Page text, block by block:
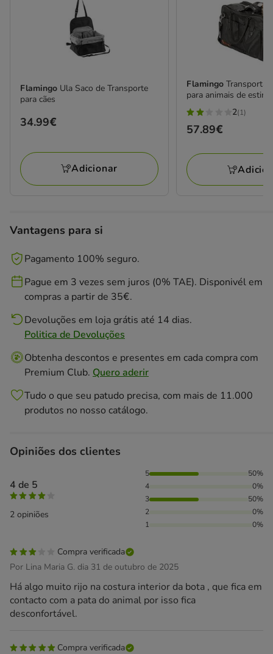
Flamingo Ula Saco de Transporte
para cães
Preço
34.99€
Adicionar
Flamingo
para animais de
2
estrelas
1
avaliações
2(1)
Preço
57.89€
Vantagens para si
Pagamento 100% seguro.
Pague em 3 vezes sem juros (0% TAE). Disponivél em
compras a partir de 35€.
Devoluções em loja grátis até 14 dias.
Politica de Devoluções
Obtenha descontos e presentes em cada compra com
Premium Club. Quero aderir
Tudo o que seu patudo precisa, com mais de 11.000
produtos no nosso catálogo.
Opiniões dos clientes
4 de 5
2 opiniões
50% das pessoas avaliaram com 5 estrelas, 50% das
5
50%
4
0%
3
50%
2
0%
1
0%
Compra verificada
Por Lina Maria G. dia 31 de outubro de 2025
Há algo muito rijo na costura interior da bota , que fica em
contacto com a pata do animal por isso fica
desconfortável.
Compra verificada